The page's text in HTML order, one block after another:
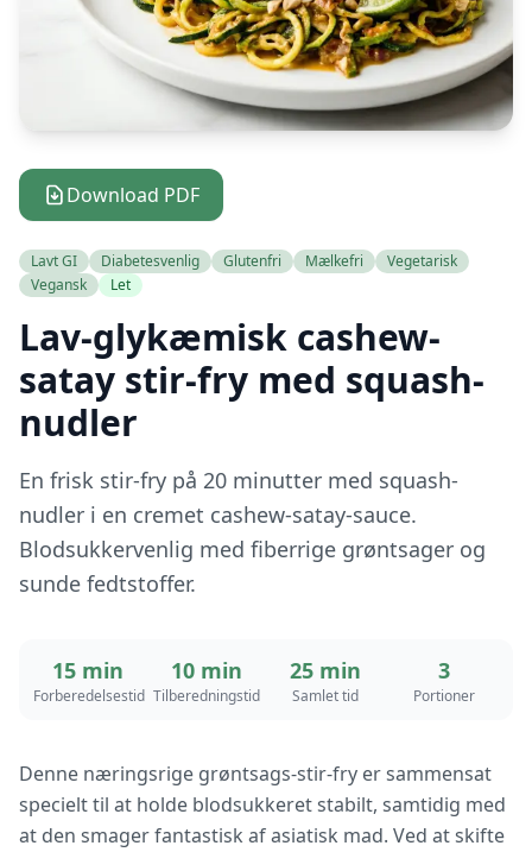
Download PDF
Lavt GI Diabetesvenlig Glutenfri Mælkefri
Vegetarisk
Vegansk
Let
Lav-glykæmisk cashew-
satay stir-fry med squash-
nudler
En frisk stir-fry på 20 minutter med squash-
nudler i en cremet cashew-satay-sauce.
Blodsukkervenlig med fiberrige grøntsager og
sunde fedtstoffer.
15 min
Forberedelsestid
10 min
Tilberedningstid
25 min
Samlet tid
3
Portioner
Denne næringsrige grøntsags-stir-fry er sammensat
specielt til at holde blodsukkeret stabilt, samtidig med
at den smager fantastisk af asiatisk mad. Ved at skifte